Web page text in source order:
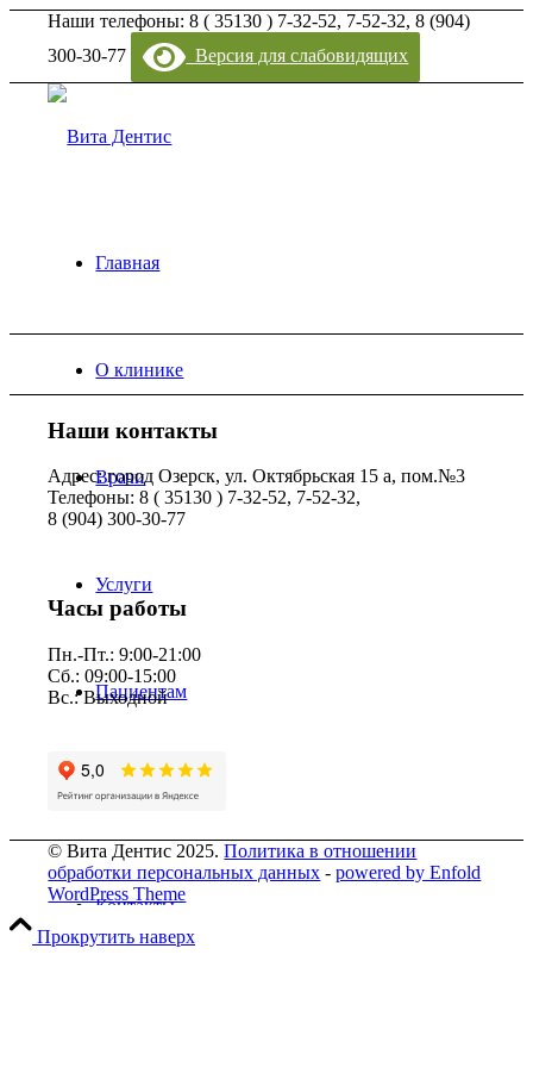
Наши телефоны: 8 ( 35130 ) 7-32-52, 7-52-32, 8 (904)
300-30-77
Версия для слабовидящих
Главная
О клинике
Врачи
Услуги
Пациентам
Прейскурант
Контакты
Наши контакты
Адрес: город Озерск, ул. Октябрьская 15 а, пом.№3
Телефоны: 8 ( 35130 ) 7-32-52, 7-52-32,
8 (904) 300-30-77
Часы работы
Пн.-Пт.: 9:00-21:00
Сб.: 09:00-15:00
Вс.: Выходной
© Вита Дентис 2025.Политика в отношении
обработки персональных данных -powered by Enfold
WordPress Theme
Прокрутить наверх